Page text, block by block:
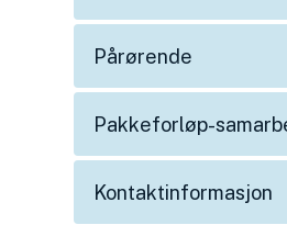
Pårørende
Pakkeforløp-
Kontaktinformasjon